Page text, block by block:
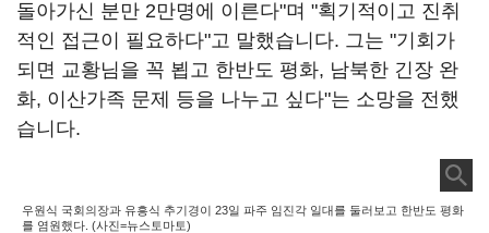
돌아가신 분만 2만명에 이른다"며 "획기적이고 진취
적인 접근이 필요하다"고 말했습니다. 그는 "기회가
되면 교황님을 꼭 뵙고 한반도 평화, 남북한 긴장 완
화, 이산가족 문제 등을 나누고 싶다"는 소망을 전했
습니다.
우원식 국회의장과 유흥식 추기경이 23일 파주 임진각 일대를 둘러보고 한반도 평화
를 염원했다. (사진=뉴스토마토)